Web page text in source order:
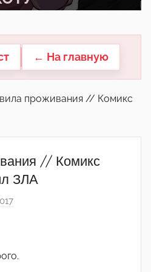
← На главную
проживания // Комикс
// Комикс
ЗЛА